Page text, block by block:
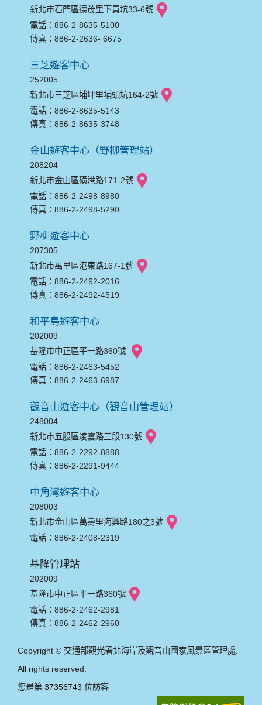
新北市石門區德茂里下員坑33-6號
電話：886-2-8635-5100
傳真：886-2-2636- 6675
三芝遊客中心
252005
新北市三芝區埔坪里埔頭坑164-2號
電話：886-2-8635-5143
傳真：886-2-8635-3748
金山遊客中心（野柳管理站）
208204
新北市金山區磺港路171-2號
電話：886-2-2498-8980
傳真：886-2-2498-5290
野柳遊客中心
207305
新北市萬里區港東路167-1號
電話：886-2-2492-2016
傳真：886-2-2492-4519
和平島遊客中心
202009
基隆市中正區平一路360號
電話：886-2-2463-5452
傳真：886-2-2463-6987
觀音山遊客中心（觀音山管理站）
248004
新北市五股區凌雲路三段130號
電話：886-2-2292-8888
傳真：886-2-2291-9444
中角灣遊客中心
208003
新北市金山區萬壽里海興路180之3號
電話：886-2-2408-2319
基隆管理站
202009
基隆市中正區平一路360號
電話：886-2-2462-2981
傳真：886-2-2462-2960
Copyright © 交通部觀光署北海岸及觀音山國家風景區管理處.
All rights reserved.
您是第 37356743 位訪客